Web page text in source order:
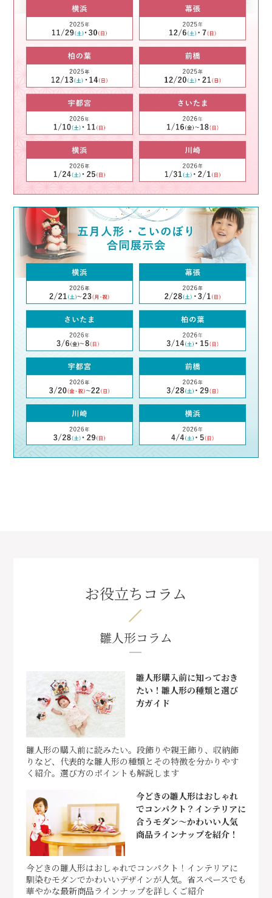
お役立ちコラム
雛人形コラム
雛人形購入前に知っておき
たい！雛人形の種類と選び
方ガイド
雛人形の購入前に読みたい。段飾りや親王飾り、収納飾
りなど、代表的な雛人形の種類とその特徴を分かりやす
く紹介。選び方のポイントも解説します
今どきの雛人形はおしゃれ
でコンパクト？インテリアに
合うモダン～かわいい人気
商品ラインナップを紹介！
今どきの雛人形はおしゃれでコンパクト！インテリアに
馴染むモダンでかわいいデザインが人気。省スペースでも
華やかな最新商品ラインナップを詳しくご紹介